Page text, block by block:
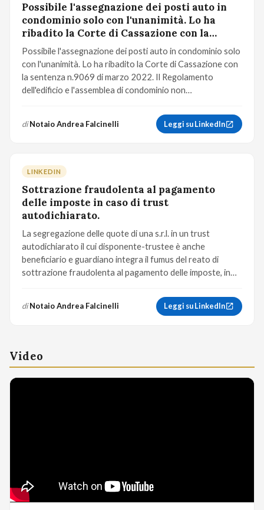
Possibile l'assegnazione dei posti auto in
condominio solo con l'unanimità. Lo ha
ribadito la Corte di Cassazione con la
sentenza n.9069/2022
Possibile l'assegnazione dei posti auto in condominio solo
con l'unanimità. Lo ha ribadito la Corte di Cassazione con
la sentenza n.9069 di marzo 2022. Il Regolamento
dell'edificio e l'assemblea di condominio non…
diNotaio Andrea Falcinelli Leggi su LinkedIn
LINKEDIN
Sottrazione fraudolenta al pagamento
delle imposte in caso di trust
autodichiarato.
La segregazione delle quote di una s.r.l. in un trust
autodichiarato il cui disponente-trustee è anche
beneficiario e guardiano integra il fumus del reato di
sottrazione fraudolenta al pagamento delle imposte, in
diNotaio Andrea Falcinelli Leggi su LinkedIn
Video